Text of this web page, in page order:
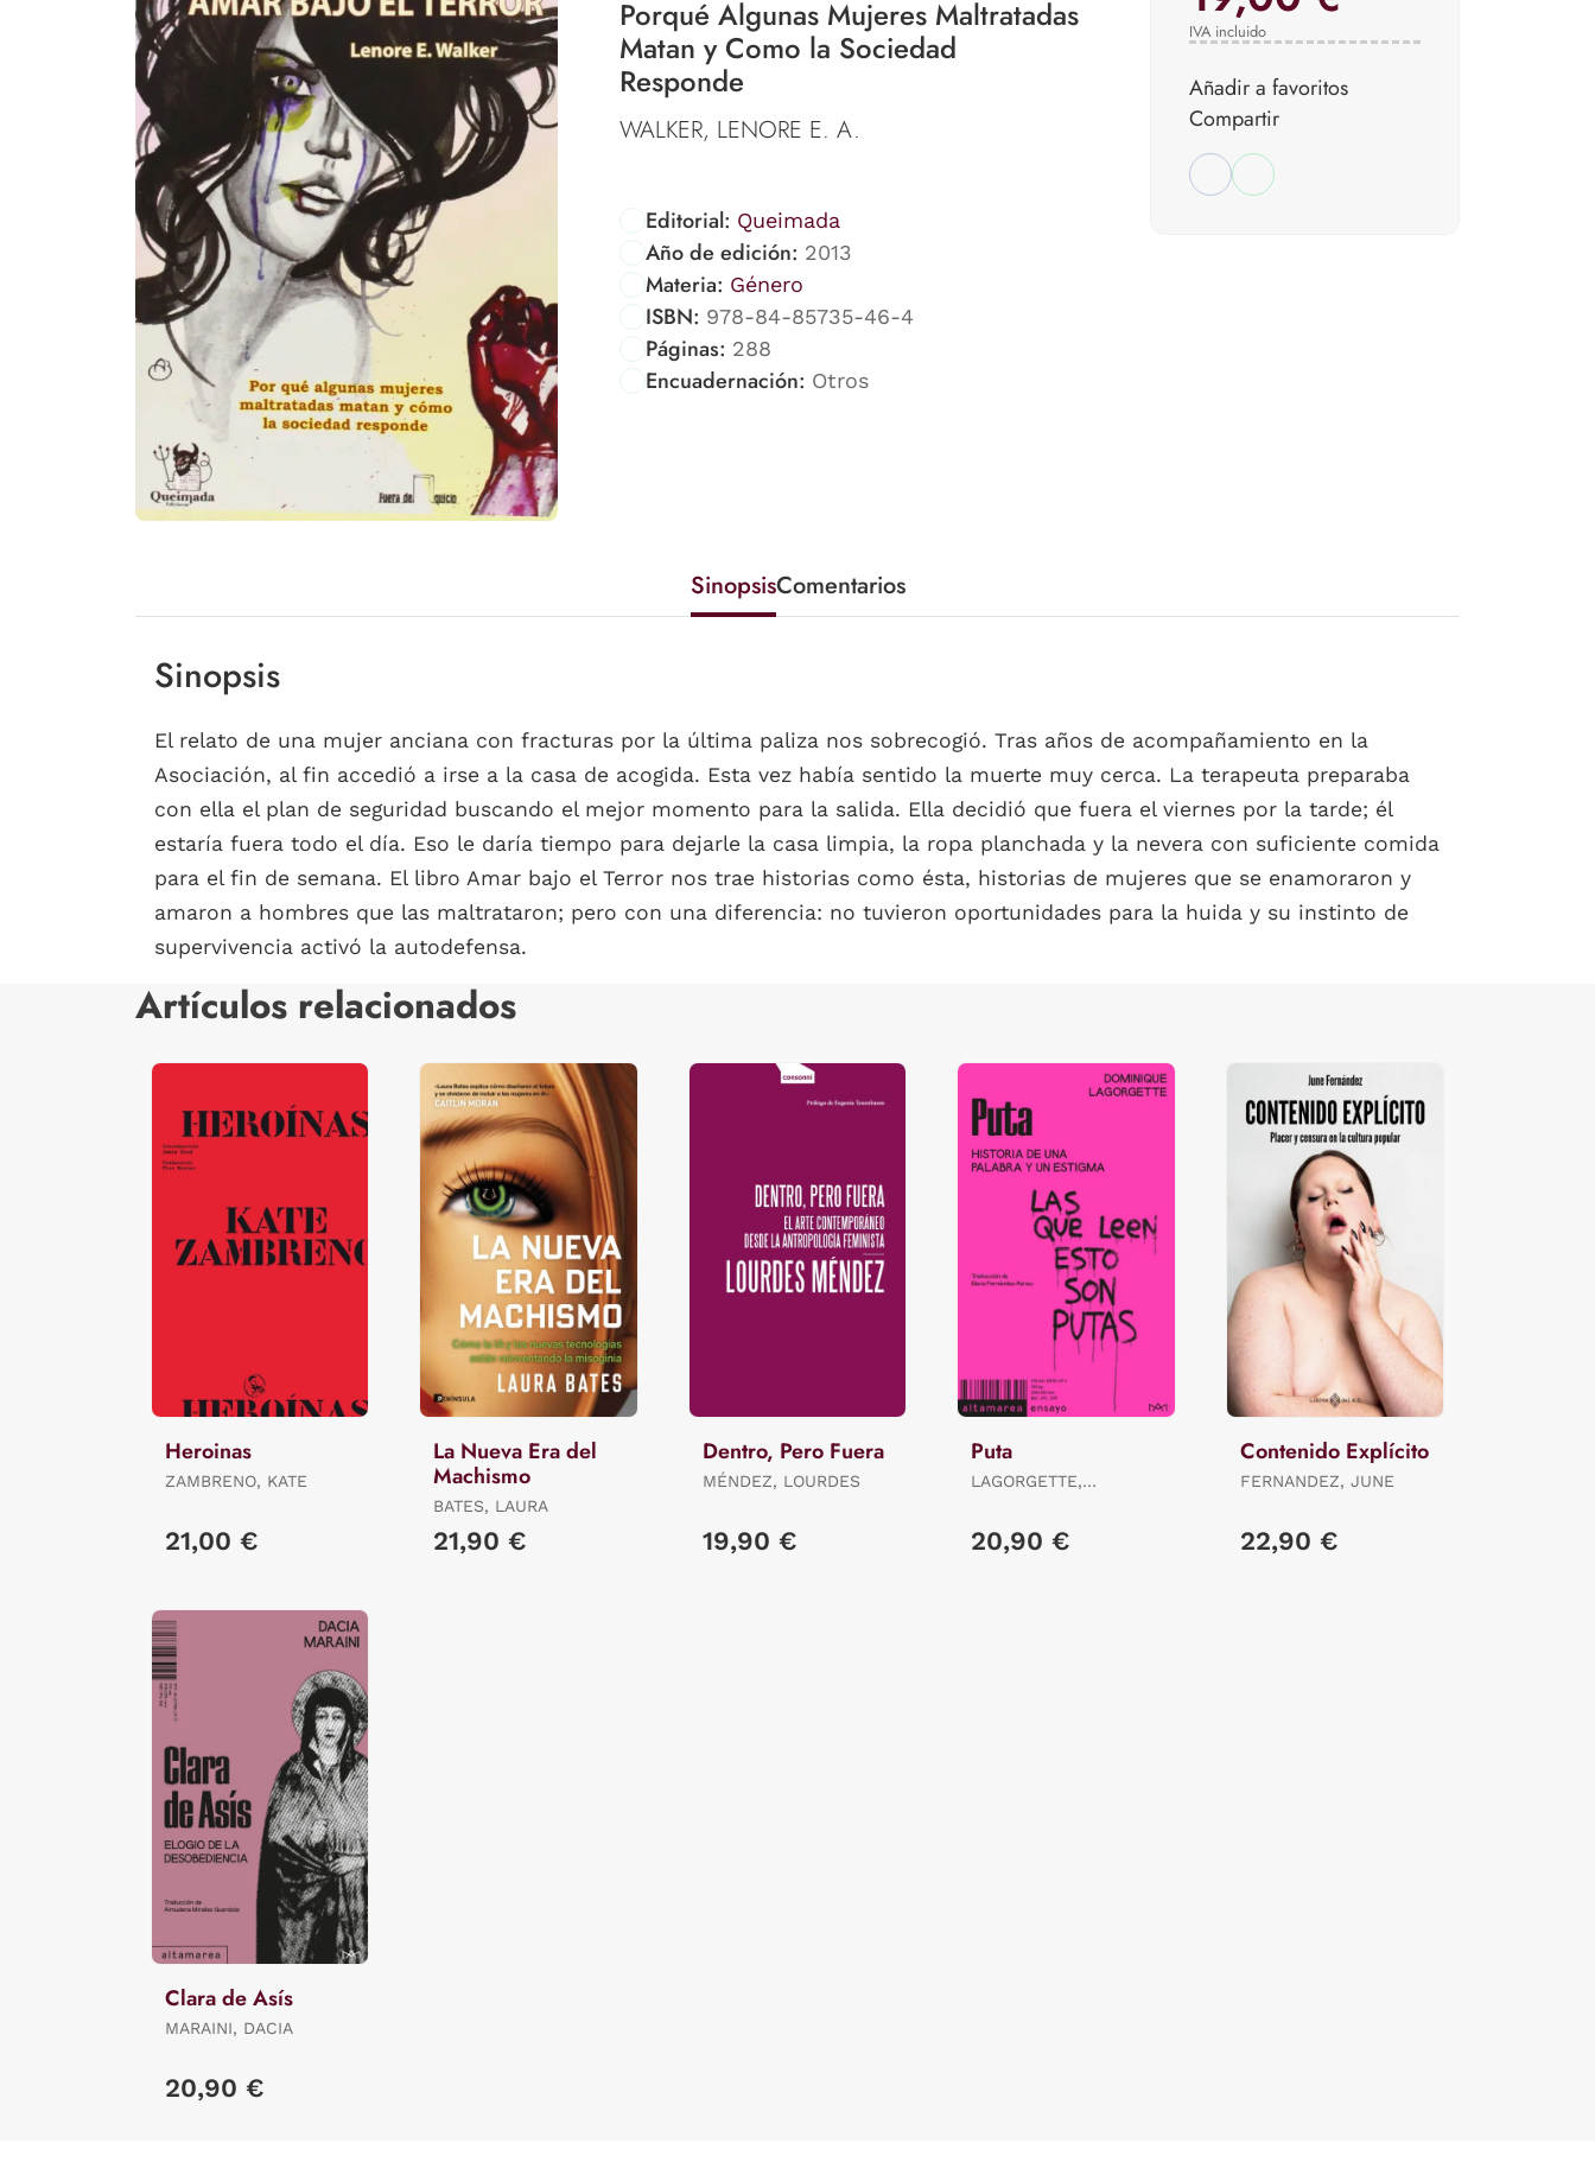
Porqué Algunas Mujeres Maltratadas
Matan y Como la Sociedad
Responde
WALKER, LENORE E. A.
Editorial: Queimada
Año de edición: 2013
Materia: Género
ISBN: 978-84-85735-46-4
Páginas: 288
Encuadernación: Otros
IVA incluido
Añadir a favoritos
Compartir
SinopsisComentarios
Sinopsis
El relato de una mujer anciana con fracturas por la última paliza nos sobrecogió. Tras años de acompañamiento en la
Asociación, al fin accedió a irse a la casa de acogida. Esta vez había sentido la muerte muy cerca. La terapeuta preparaba
con ella el plan de seguridad buscando el mejor momento para la salida. Ella decidió que fuera el viernes por la tarde; él
estaría fuera todo el día. Eso le daría tiempo para dejarle la casa limpia, la ropa planchada y la nevera con suficiente comida
para el fin de semana. El libro Amar bajo el Terror nos trae historias como ésta, historias de mujeres que se enamoraron y
amaron a hombres que las maltrataron; pero con una diferencia: no tuvieron oportunidades para la huida y su instinto de
supervivencia activó la autodefensa.
Artículos relacionados
Heroinas
ZAMBRENO, KATE
21,00 €
La Nueva Era del
Machismo
BATES, LAURA
21,90 €
Dentro, Pero Fuera
MÉNDEZ, LOURDES
19,90 €
Puta
LAGORGETTE,
20,90 €
Contenido Explícito
FERNANDEZ, JUNE
22,90 €
Clara de Asís
MARAINI, DACIA
20,90 €